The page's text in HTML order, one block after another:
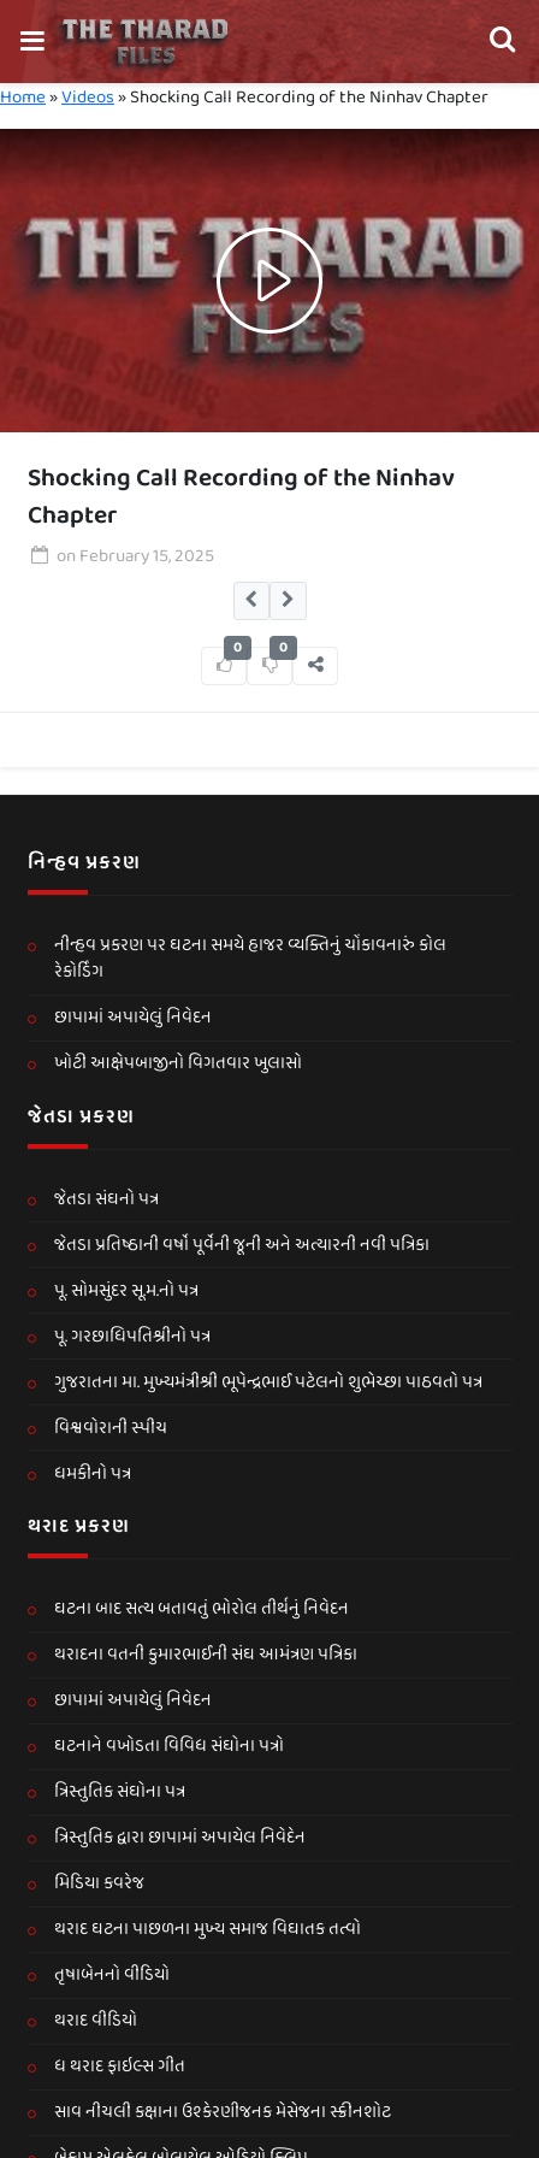
Home»Videos»Shocking Call Recording of the Ninhav Chapter
Play
Video
Shocking Call Recording of the Ninhav
Chapter
on February 15, 2025
0 0
નિન્હવ પ્રકરણ
નીન્હવ પ્રકરણ પર ઘટના સમયે હાજર વ્યક્તિનું ચોંકાવનારું કોલ
રેકોર્ડિંગ
છાપામાં અપાયેલું નિવેદન
ખોટી આક્ષેપબાજીનો વિગતવાર ખુલાસો
જેતડા પ્રકરણ
જેતડા સંઘનો પત્ર
જેતડા પ્રતિષ્ઠાની વર્ષો પૂર્વેની જૂની અને અત્યારની નવી પત્રિકા
પૂ. સોમસુંદર સૂ.મ.નો પત્ર
પૂ. ગરછાધિપતિશ્રીનો પત્ર
ગુજરાતના મા. મુખ્યમંત્રીશ્રી ભૂપેન્દ્રભાઈ પટેલનો શુભેચ્છા પાઠવતો પત્ર
વિશ્વવોરાની સ્પીચ
ધમકીનો પત્ર
થરાદ પ્રકરણ
ઘટના બાદ સત્ય બતાવતું ભોરોલ તીર્થનું નિવેદન
થરાદના વતની કુમારભાઈની સંઘ આમંત્રણ પત્રિકા
છાપામાં અપાયેલું નિવેદન
ઘટનાને વખોડતા વિવિધ સંઘોના પત્રો
ત્રિસ્તુતિક સંઘોના પત્ર
ત્રિસ્તુતિક દ્વારા છાપામાં અપાયેલ નિવેદેન
મિડિયા કવરેજ
થરાદ ઘટના પાછળના મુખ્ય સમાજ વિઘાતક તત્વો
તૃષાબેનનો વીડિયો
થરાદ વીડિયો
ધ થરાદ ફાઇલ્સ ગીત
સાવ નીચલી કક્ષાના ઉશ્કેરણીજનક મેસેજના સ્ક્રીનશોટ